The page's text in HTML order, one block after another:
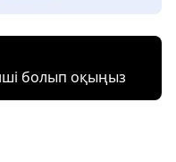
болып оқыңыз